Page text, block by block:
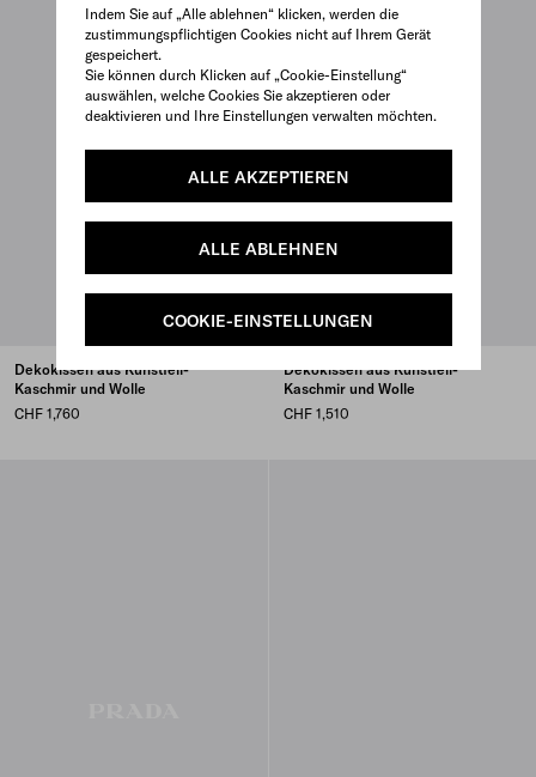
Indem Sie auf „Alle ablehnen“ klicken, werden die
zustimmungspflichtigen Cookies nicht auf Ihrem Gerät
gespeichert.
Sie können durch Klicken auf „Cookie-Einstellung“
auswählen, welche Cookies Sie akzeptieren oder
deaktivieren und Ihre Einstellungen verwalten möchten.
ALLE AKZEPTIEREN
ALLE ABLEHNEN
COOKIE-EINSTELLUNGEN
Dekokissen aus Kunstfell-
Kaschmir und Wolle
CHF 1,760
Dekokissen aus Kunstfell-
Kaschmir und Wolle
CHF 1,510